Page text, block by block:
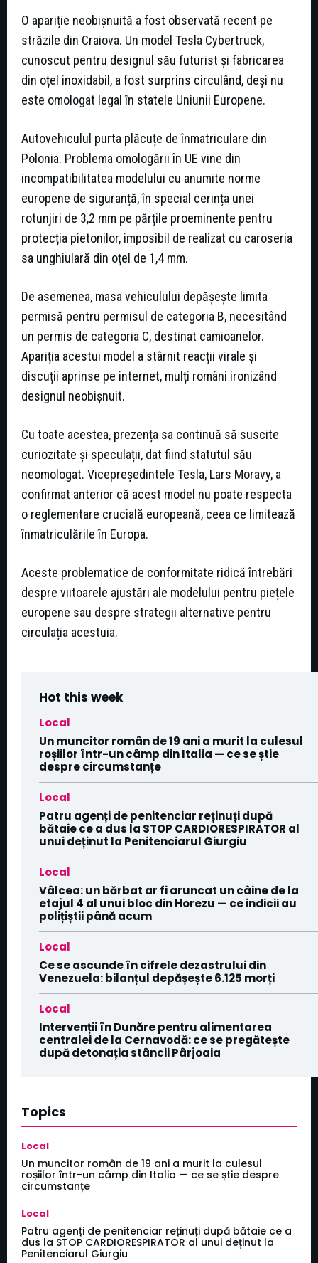
O apariție neobișnuită a fost observată recent pe
străzile din Craiova. Un model Tesla Cybertruck,
cunoscut pentru designul său futurist și fabricarea
din oțel inoxidabil, a fost surprins circulând, deși nu
este omologat legal în statele Uniunii Europene.
Autovehiculul purta plăcuțe de înmatriculare din
Polonia. Problema omologării în UE vine din
incompatibilitatea modelului cu anumite norme
europene de siguranță, în special cerința unei
rotunjiri de 3,2 mm pe părțile proeminente pentru
protecția pietonilor, imposibil de realizat cu caroseria
sa unghiulară din oțel de 1,4 mm.
De asemenea, masa vehiculului depășește limita
permisă pentru permisul de categoria B, necesitând
un permis de categoria C, destinat camioanelor.
Apariția acestui model a stârnit reacții virale și
discuții aprinse pe internet, mulți români ironizând
designul neobișnuit.
Cu toate acestea, prezența sa continuă să suscite
curiozitate și speculații, dat fiind statutul său
neomologat. Vicepreședintele Tesla, Lars Moravy, a
confirmat anterior că acest model nu poate respecta
o reglementare crucială europeană, ceea ce limitează
înmatriculările în Europa.
Aceste problematice de conformitate ridică întrebări
despre viitoarele ajustări ale modelului pentru piețele
europene sau despre strategii alternative pentru
circulația acestuia.
Hot this week
Local
Un muncitor român de 19 ani a murit la culesul
roșiilor într-un câmp din Italia — ce se știe
despre circumstanțe
Local
Patru agenți de penitenciar reținuți după
bătaie ce a dus la STOP CARDIORESPIRATOR al
unui deținut la Penitenciarul Giurgiu
Local
Vâlcea: un bărbat ar fi aruncat un câine de la
etajul 4 al unui bloc din Horezu — ce indicii au
polițiștii până acum
Local
Ce se ascunde în cifrele dezastrului din
Venezuela: bilanțul depășește 6.125 morți
Local
Intervenții în Dunăre pentru alimentarea
centralei de la Cernavodă: ce se pregătește
după detonația stâncii Pârjoaia
Topics
Local
Un muncitor român de 19 ani a murit la culesul
roșiilor într-un câmp din Italia — ce se știe despre
circumstanțe
Local
Patru agenți de penitenciar reținuți după bătaie ce a
dus la STOP CARDIORESPIRATOR al unui deținut la
Penitenciarul Giurgiu